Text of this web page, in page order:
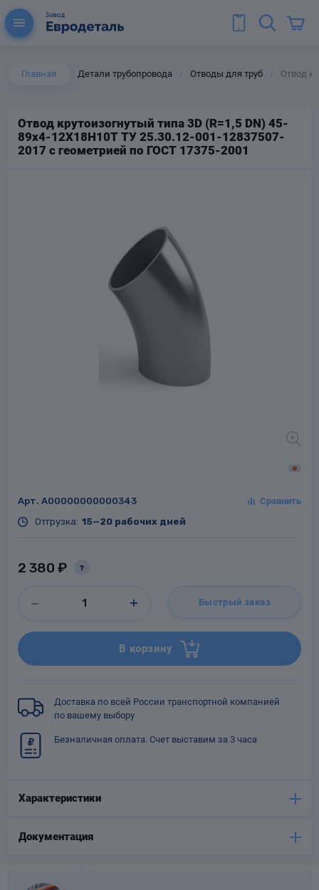
Главная Детали трубопровода Отводы для труб Отвод
Отвод крутоизогнутый типа 3D (R=1,5 DN) 45-
89х4-12Х18Н10Т ТУ 25.30.12-001-12837507-
2017 с геометрией по ГОСТ 17375-2001
Арт. A00000000000343
Отгрузка: 15—20 рабочих дней
2 380 ₽ ?
Быстрый заказ
В корзину
Доставка по всей России транспортной компанией
по вашему выбору
Безналичная оплата. Счет выставим за 3 часа
Характеристики
Документация
для труб
Колена для труб
Тройники стальные
Фланцы стальные
трубопроводов